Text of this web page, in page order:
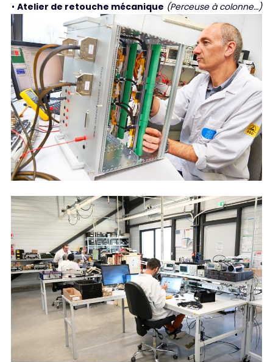
•Atelier de retouche mécanique (Perceuse à colonne…)